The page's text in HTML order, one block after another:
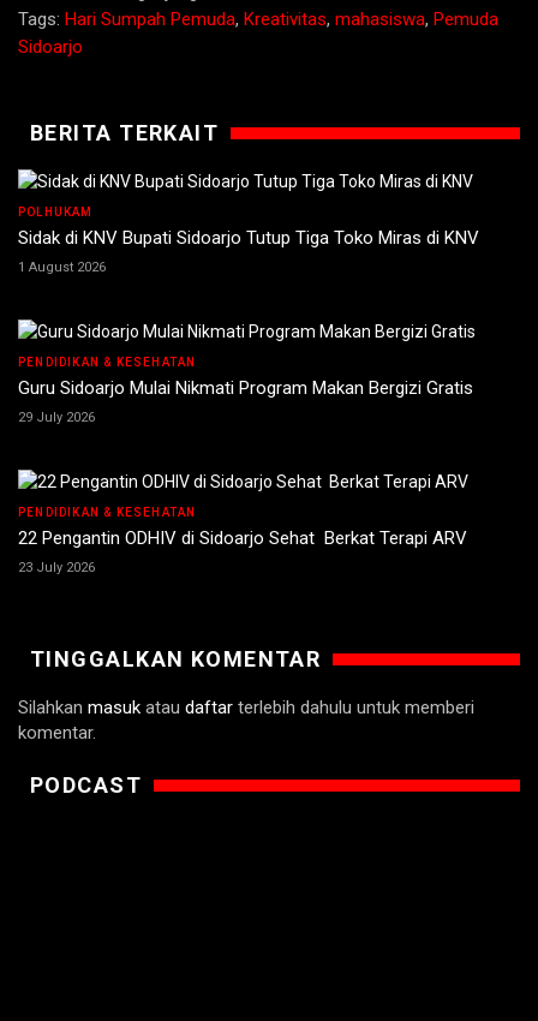
Tags: Hari Sumpah Pemuda, Kreativitas, mahasiswa, Pemuda
Sidoarjo
BERITA TERKAIT
POLHUKAM
Sidak di KNV Bupati Sidoarjo Tutup Tiga Toko Miras di KNV
1 August 2026
PENDIDIKAN & KESEHATAN
Guru Sidoarjo Mulai Nikmati Program Makan Bergizi Gratis
29 July 2026
PENDIDIKAN & KESEHATAN
22 Pengantin ODHIV di Sidoarjo Sehat Berkat Terapi ARV
23 July 2026
TINGGALKAN KOMENTAR
Silahkan masuk atau daftar terlebih dahulu untuk memberi
komentar.
PODCAST